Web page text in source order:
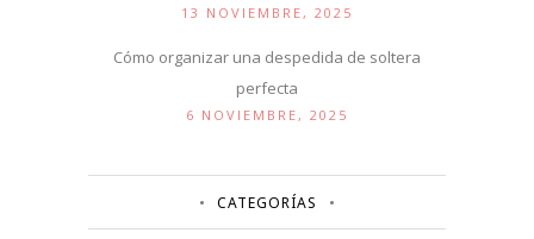
13 NOVIEMBRE, 2025
Cómo organizar una despedida de soltera
perfecta
6 NOVIEMBRE, 2025
CATEGORÍAS